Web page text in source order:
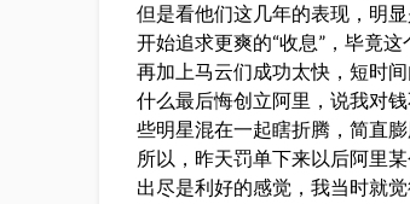
但是看他们这几年的表现，明
开始追求更爽的“收息”，毕竟这
再加上马云们成功太快，短时
什么最后悔创立阿里，说我对
些明星混在一起瞎折腾，简直膨
所以，昨天罚单下来以后阿里
出尽是利好的感觉，我当时就